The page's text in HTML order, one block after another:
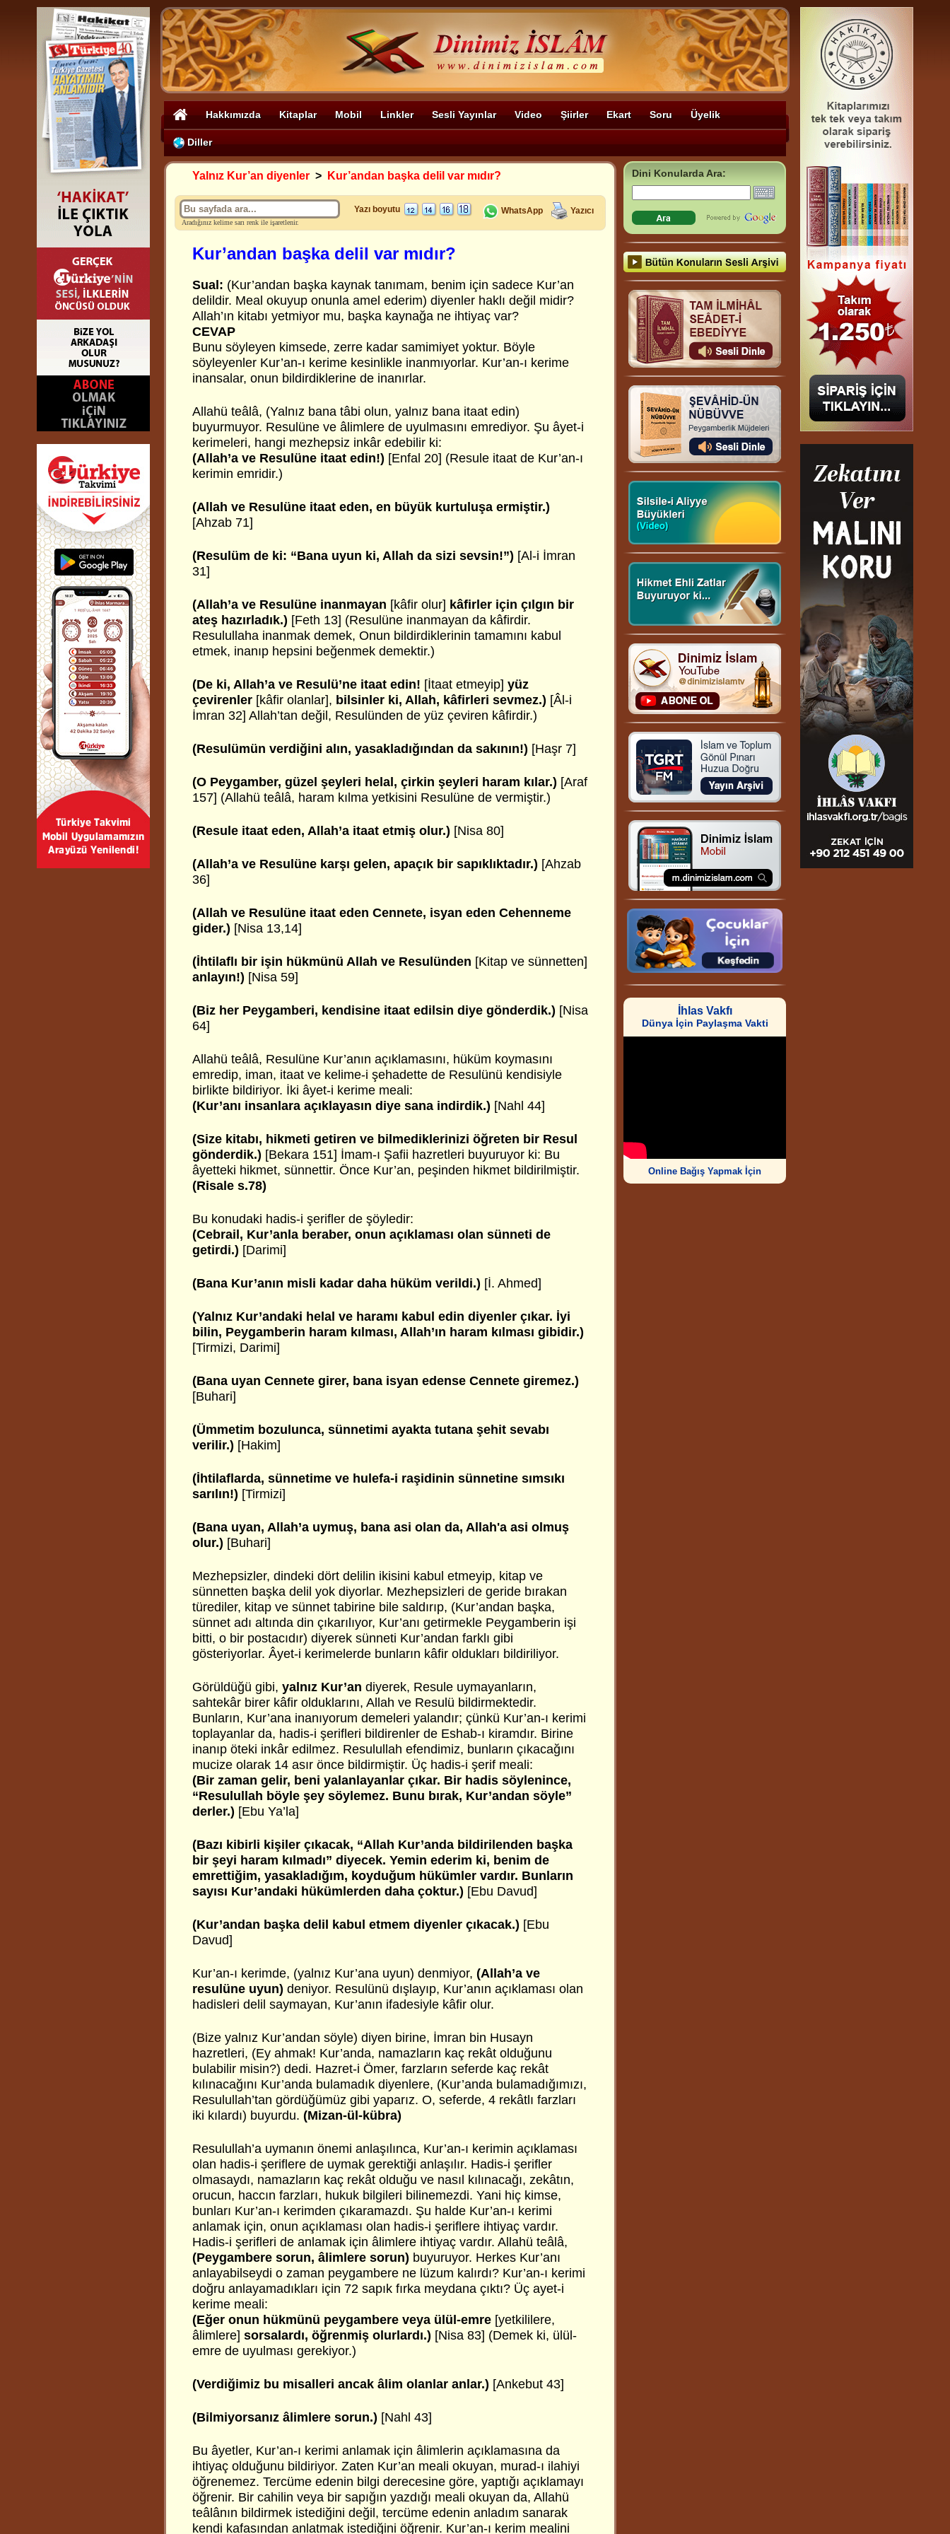
Hakkımızda Kitaplar Mobil Linkler Sesli Yayınlar Video Şiirler Ekart Soru Üyelik
Diller
Yalnız Kur’an diyenler > Kur’andan başka delil var mıdır?
Aradığınız kelime sarı renk ile işaretlenir.
Yazı boyutu WhatsApp Yazıcı
Kur’andan başka delil var mıdır?
Sual: (Kur’andan başka kaynak tanımam, benim için sadece Kur’an
delildir. Meal okuyup onunla amel ederim) diyenler haklı değil midir?
Allah’ın kitabı yetmiyor mu, başka kaynağa ne ihtiyaç var?
CEVAP
Bunu söyleyen kimsede, zerre kadar samimiyet yoktur. Böyle
söyleyenler Kur’an-ı kerime kesinlikle inanmıyorlar. Kur’an-ı kerime
inansalar, onun bildirdiklerine de inanırlar.
Allahü teâlâ, (Yalnız bana tâbi olun, yalnız bana itaat edin)
buyurmuyor. Resulüne ve âlimlere de uyulmasını emrediyor. Şu âyet-i
kerimeleri, hangi mezhepsiz inkâr edebilir ki:
(Allah’a ve Resulüne itaat edin!) [Enfal 20] (Resule itaat de Kur’an-ı
kerimin emridir.)
(Allah ve Resulüne itaat eden, en büyük kurtuluşa ermiştir.)
[Ahzab 71]
(Resulüm de ki: “Bana uyun ki, Allah da sizi sevsin!”) [Al-i İmran
31]
(Allah’a ve Resulüne inanmayan [kâfir olur] kâfirler için çılgın bir
ateş hazırladık.) [Feth 13] (Resulüne inanmayan da kâfirdir.
Resulullaha inanmak demek, Onun bildirdiklerinin tamamını kabul
etmek, inanıp hepsini beğenmek demektir.)
(De ki, Allah’a ve Resulü’ne itaat edin! [İtaat etmeyip] yüz
çevirenler [kâfir olanlar], bilsinler ki, Allah, kâfirleri sevmez.) [Âl-i
İmran 32] Allah’tan değil, Resulünden de yüz çeviren kâfirdir.)
(Resulümün verdiğini alın, yasakladığından da sakının!) [Haşr 7]
(O Peygamber, güzel şeyleri helal, çirkin şeyleri haram kılar.) [Araf
157] (Allahü teâlâ, haram kılma yetkisini Resulüne de vermiştir.)
(Resule itaat eden, Allah’a itaat etmiş olur.) [Nisa 80]
(Allah’a ve Resulüne karşı gelen, apaçık bir sapıklıktadır.) [Ahzab
36]
(Allah ve Resulüne itaat eden Cennete, isyan eden Cehenneme
gider.) [Nisa 13,14]
(İhtilaflı bir işin hükmünü Allah ve Resulünden [Kitap ve sünnetten]
anlayın!) [Nisa 59]
(Biz her Peygamberi, kendisine itaat edilsin diye gönderdik.) [Nisa
64]
Allahü teâlâ, Resulüne Kur’anın açıklamasını, hüküm koymasını
emredip, iman, itaat ve kelime-i şehadette de Resulünü kendisiyle
birlikte bildiriyor. İki âyet-i kerime meali:
(Kur’anı insanlara açıklayasın diye sana indirdik.) [Nahl 44]
(Size kitabı, hikmeti getiren ve bilmediklerinizi öğreten bir Resul
gönderdik.) [Bekara 151] İmam-ı Şafii hazretleri buyuruyor ki: Bu
âyetteki hikmet, sünnettir. Önce Kur’an, peşinden hikmet bildirilmiştir.
(Risale s.78)
Bu konudaki hadis-i şerifler de şöyledir:
(Cebrail, Kur’anla beraber, onun açıklaması olan sünneti de
getirdi.) [Darimi]
(Bana Kur’anın misli kadar daha hüküm verildi.) [İ. Ahmed]
(Yalnız Kur’andaki helal ve haramı kabul edin diyenler çıkar. İyi
bilin, Peygamberin haram kılması, Allah’ın haram kılması gibidir.)
[Tirmizi, Darimi]
(Bana uyan Cennete girer, bana isyan edense Cennete giremez.)
[Buhari]
(Ümmetim bozulunca, sünnetimi ayakta tutana şehit sevabı
verilir.) [Hakim]
(İhtilaflarda, sünnetime ve hulefa-i raşidinin sünnetine sımsıkı
sarılın!) [Tirmizi]
(Bana uyan, Allah’a uymuş, bana asi olan da, Allah'a asi olmuş
olur.) [Buhari]
Mezhepsizler, dindeki dört delilin ikisini kabul etmeyip, kitap ve
sünnetten başka delil yok diyorlar. Mezhepsizleri de geride bırakan
türediler, kitap ve sünnet tabirine bile saldırıp, (Kur’andan başka,
sünnet adı altında din çıkarılıyor, Kur’anı getirmekle Peygamberin işi
bitti, o bir postacıdır) diyerek sünneti Kur’andan farklı gibi
gösteriyorlar. Âyet-i kerimelerde bunların kâfir oldukları bildiriliyor.
Görüldüğü gibi, yalnız Kur’an diyerek, Resule uymayanların,
sahtekâr birer kâfir olduklarını, Allah ve Resulü bildirmektedir.
Bunların, Kur’ana inanıyorum demeleri yalandır; çünkü Kur’an-ı kerimi
toplayanlar da, hadis-i şerifleri bildirenler de Eshab-ı kiramdır. Birine
inanıp öteki inkâr edilmez. Resulullah efendimiz, bunların çıkacağını
mucize olarak 14 asır önce bildirmiştir. Üç hadis-i şerif meali:
(Bir zaman gelir, beni yalanlayanlar çıkar. Bir hadis söylenince,
“Resulullah böyle şey söylemez. Bunu bırak, Kur’andan söyle”
derler.) [Ebu Ya’la]
(Bazı kibirli kişiler çıkacak, “Allah Kur’anda bildirilenden başka
bir şeyi haram kılmadı” diyecek. Yemin ederim ki, benim de
emrettiğim, yasakladığım, koyduğum hükümler vardır. Bunların
sayısı Kur’andaki hükümlerden daha çoktur.) [Ebu Davud]
(Kur’andan başka delil kabul etmem diyenler çıkacak.) [Ebu
Davud]
Kur’an-ı kerimde, (yalnız Kur’ana uyun) denmiyor, (Allah’a ve
resulüne uyun) deniyor. Resulünü dışlayıp, Kur’anın açıklaması olan
hadisleri delil saymayan, Kur’anın ifadesiyle kâfir olur.
(Bize yalnız Kur’andan söyle) diyen birine, İmran bin Husayn
hazretleri, (Ey ahmak! Kur’anda, namazların kaç rekât olduğunu
bulabilir misin?) dedi. Hazret-i Ömer, farzların seferde kaç rekât
kılınacağını Kur’anda bulamadık diyenlere, (Kur’anda bulamadığımızı,
Resulullah’tan gördüğümüz gibi yaparız. O, seferde, 4 rekâtlı farzları
iki kılardı) buyurdu. (Mizan-ül-kübra)
Resulullah’a uymanın önemi anlaşılınca, Kur’an-ı kerimin açıklaması
olan hadis-i şeriflere de uymak gerektiği anlaşılır. Hadis-i şerifler
olmasaydı, namazların kaç rekât olduğu ve nasıl kılınacağı, zekâtın,
orucun, haccın farzları, hukuk bilgileri bilinemezdi. Yani hiç kimse,
bunları Kur’an-ı kerimden çıkaramazdı. Şu halde Kur’an-ı kerimi
anlamak için, onun açıklaması olan hadis-i şeriflere ihtiyaç vardır.
Hadis-i şerifleri de anlamak için âlimlere ihtiyaç vardır. Allahü teâlâ,
(Peygambere sorun, âlimlere sorun) buyuruyor. Herkes Kur’anı
anlayabilseydi o zaman peygambere ne lüzum kalırdı? Kur’an-ı kerimi
doğru anlayamadıkları için 72 sapık fırka meydana çıktı? Üç ayet-i
kerime meali:
(Eğer onun hükmünü peygambere veya ülül-emre [yetkililere,
âlimlere] sorsalardı, öğrenmiş olurlardı.) [Nisa 83] (Demek ki, ülül-
emre de uyulması gerekiyor.)
(Verdiğimiz bu misalleri ancak âlim olanlar anlar.) [Ankebut 43]
(Bilmiyorsanız âlimlere sorun.) [Nahl 43]
Bu âyetler, Kur’an-ı kerimi anlamak için âlimlerin açıklamasına da
ihtiyaç olduğunu bildiriyor. Zaten Kur’an meali okuyan, murad-ı ilahiyi
öğrenemez. Tercüme edenin bilgi derecesine göre, yaptığı açıklamayı
öğrenir. Bir cahilin veya bir sapığın yazdığı meali okuyan da, Allahü
teâlânın bildirmek istediğini değil, tercüme edenin anladım sanarak
kendi kafasından anlatmak istediğini öğrenir. Kur’an-ı kerim mealini
Dini Konularda Ara:
İhlas Vakfı
Dünya İçin Paylaşma Vakti
Online Bağış Yapmak İçin